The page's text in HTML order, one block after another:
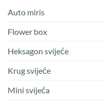
Auto miris
Flower box
Heksagon svijeće
Krug svijeće
Mini svijeća